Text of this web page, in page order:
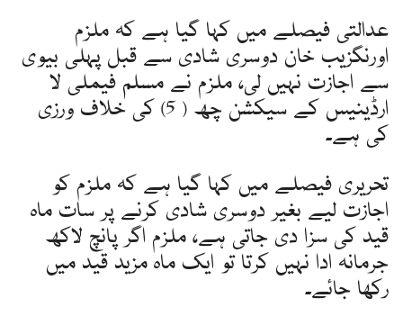
عدالتی فیصلے میں کہا گیا ہے کہ ملزم
اورنگزیب خان دوسری شادی سے قبل پہلی بیوی
سے اجازت نہیں لی، ملزم نے مسلم فیملی لا
ارڈینیس کے سیکشن چھ ( 5) کی خلاف ورزی
کی ہے۔
تحریری فیصلے میں کہا گیا ہے کہ ملزم کو
اجازت لیے بغیر دوسری شادی کرنے پر سات ماہ
قید کی سزا دی جاتی ہے، ملزم اگر پانچ لاکھ
جرمانہ ادا نہیں کرتا تو ایک ماہ مزید قید میں
رکھا جائے۔